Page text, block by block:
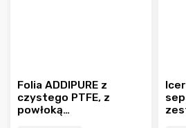
Folia ADDIPURE z
czystego PTFE, z
powłoką